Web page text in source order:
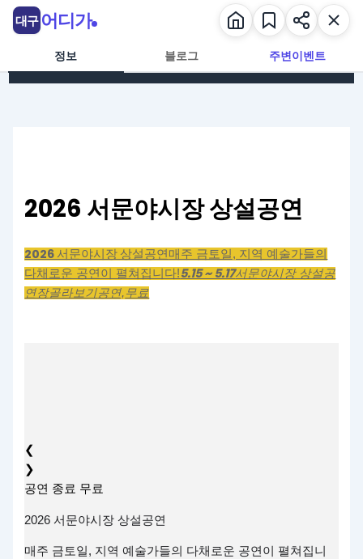
콘텐츠로 건너뛰기
정보 블로그 주변이벤트
2026 서문야시장 상설공연
2026 서문야시장 상설공연매주 금토일, 지역 예술가들의
다채로운 공연이 펼쳐집니다!5.15 ~ 5.17서문야시장 상설공
연장골라보기공연,무료
❮
❯
공연 종료 무료
2026 서문야시장 상설공연
매주 금토일, 지역 예술가들의 다채로운 공연이 펼쳐집니
대구 어디가